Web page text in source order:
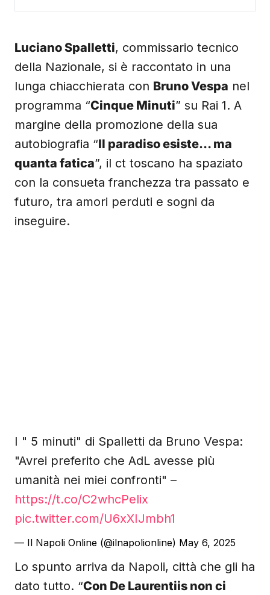
Luciano Spalletti, commissario tecnico
della Nazionale, si è raccontato in una
lunga chiacchierata con Bruno Vespa nel
programma “Cinque Minuti” su Rai 1. A
margine della promozione della sua
autobiografia “Il paradiso esiste… ma
quanta fatica”, il ct toscano ha spaziato
con la consueta franchezza tra passato e
futuro, tra amori perduti e sogni da
inseguire.
I " 5 minuti" di Spalletti da Bruno Vespa:
"Avrei preferito che AdL avesse più
umanità nei miei confronti" –
https://t.co/C2whcPelix
pic.twitter.com/U6xXIJmbh1
— Il Napoli Online (@ilnapolionline) May 6, 2025
Lo spunto arriva da Napoli, città che gli ha
dato tutto. “Con De Laurentiis non ci